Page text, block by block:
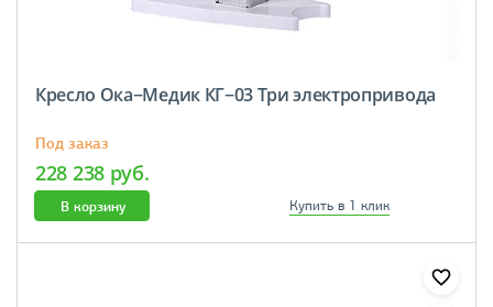
Кресло Ока−Медик КГ−03 Три электропривода
Под заказ
228 238 руб.
В корзину Купить в 1 клик